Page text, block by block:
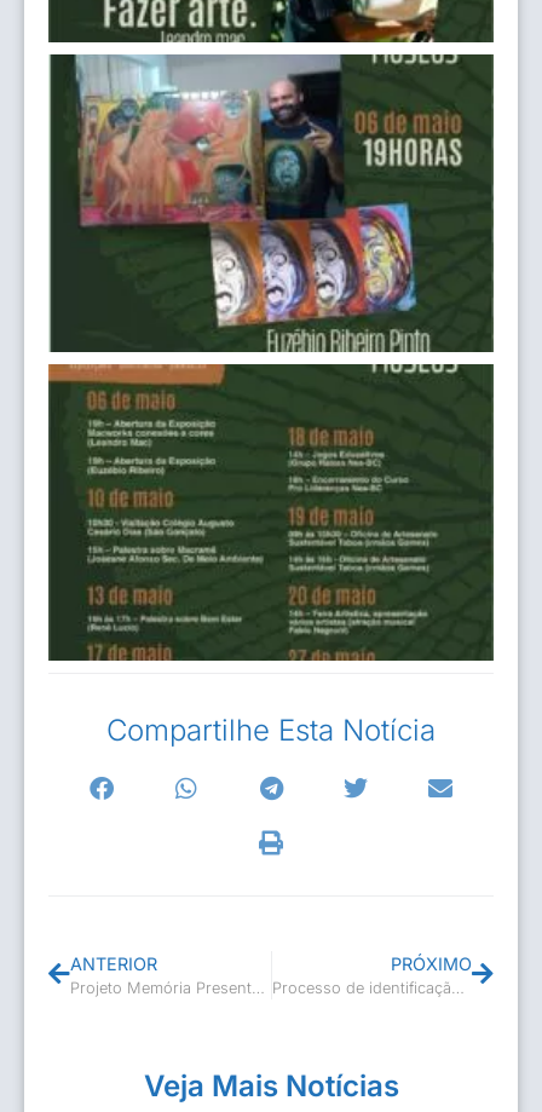
Compartilhe Esta Notícia
ANTERIOR PRÓXIMO
Veja Mais Notícias